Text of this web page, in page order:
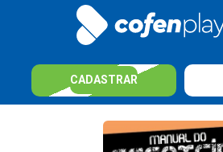
CADASTRAR